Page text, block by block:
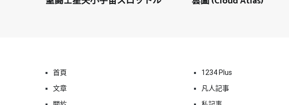
首頁
文章
1234 Plus
凡人記事